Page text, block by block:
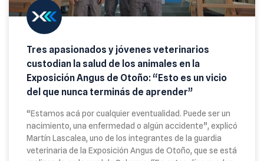
Tres apasionados y jóvenes veterinarios
custodian la salud de los animales en la
Exposición Angus de Otoño: “Esto es un vicio
del que nunca terminás de aprender”
“Estamos acá por cualquier eventualidad. Puede ser un
nacimiento, una enfermedad o algún accidente”, explicó
Martín Lascalea, uno de los integrantes de la guardia
veterinaria de la Exposición Angus de Otoño, que se está